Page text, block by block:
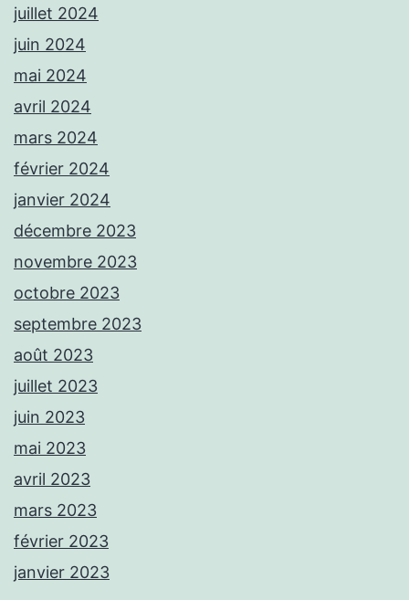
juillet 2024
juin 2024
mai 2024
avril 2024
mars 2024
février 2024
janvier 2024
décembre 2023
novembre 2023
octobre 2023
septembre 2023
août 2023
juillet 2023
juin 2023
mai 2023
avril 2023
mars 2023
février 2023
janvier 2023